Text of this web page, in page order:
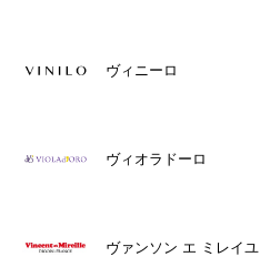
ヴィニーロ
ヴィオラドーロ
ヴァンソン エ ミレイユ